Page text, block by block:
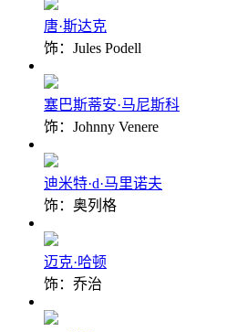
唐·斯达克
饰：Jules Podell
塞巴斯蒂安·马尼斯科
饰：Johnny Venere
迪米特·d·马里诺夫
饰：奥列格
迈克·哈顿
饰：乔治